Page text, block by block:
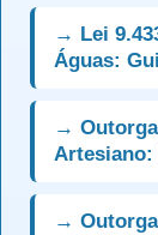
→ Lei
Águas:
→
Artesiano:
→